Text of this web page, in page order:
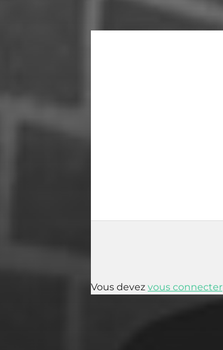
Vous devez vous connecter